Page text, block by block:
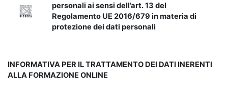
personali ai sensi dell’art. 13 del
Regolamento UE 2016/679 in materia di
protezione dei dati personali
INFORMATIVA PER IL TRATTAMENTO DEI DATI INERENTI
ALLA FORMAZIONE ONLINE